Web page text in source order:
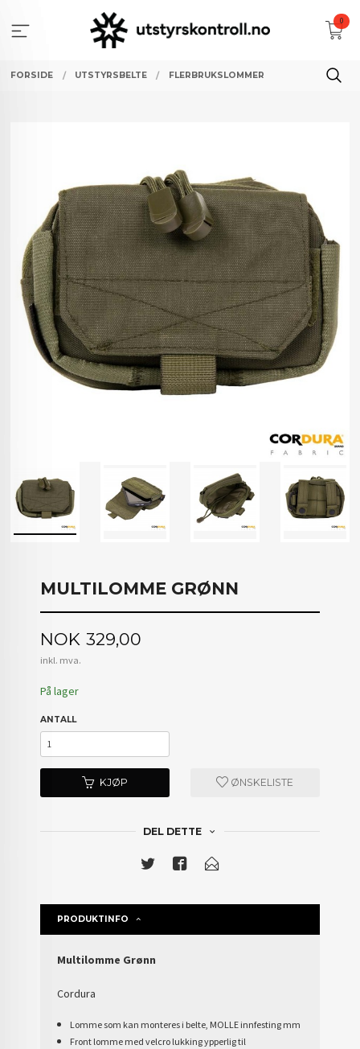
innholdet
0
FORSIDE UTSTYRSBELTE FLERBRUKSLOMMER
MULTILOMME GRØNN
Pris
NOK 329,00
inkl. mva.
På lager
ANTALL
KJØP ØNSKELISTE
DEL DETTE
PRODUKTINFO
Multilomme Grønn
Cordura
Lomme som kan monteres i belte, MOLLE innfesting mm
Front lomme med velcro lukking ypperlig til